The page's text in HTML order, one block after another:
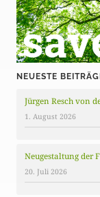
NEUESTE
Jürgen Resch von
1. August 2026
Neugestaltung der
20. Juli 2026